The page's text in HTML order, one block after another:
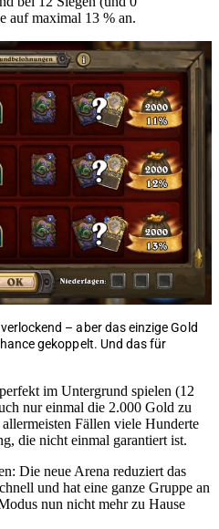
auf maximal 13 % an.
– aber das einzige Gold
gekoppelt. Und das für
im Untergrund spielen (12
nur einmal die 2.000 Gold zu
Fällen viele Hunderte
die nicht einmal garantiert ist.
Die neue Arena reduziert das
und hat eine ganze Gruppe an
nun nicht mehr zu Hause